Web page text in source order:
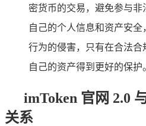
密货币的交易，避免参与
自己的个人信息和资产安
行为的侵害，只有在合法
自己的资产得到更好的保护
imToken 官网 2.0
关系